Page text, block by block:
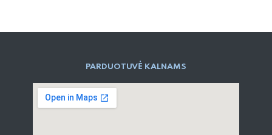
PARD​UOTUVĖ​ KALNAMS